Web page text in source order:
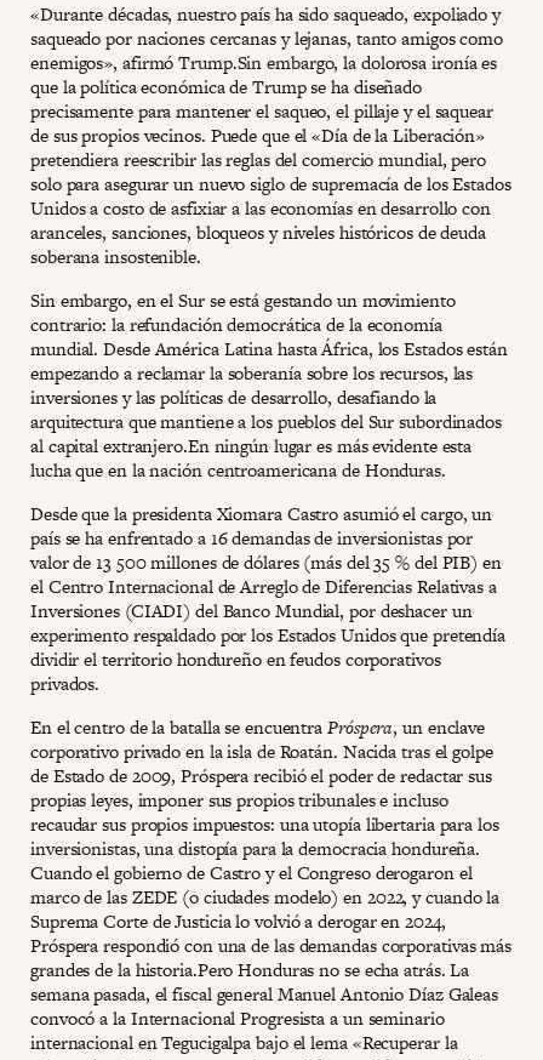
«Durante décadas, nuestro país ha sido saqueado, expoliado y
saqueado por naciones cercanas y lejanas, tanto amigos como
enemigos», afirmó Trump.Sin embargo, la dolorosa ironía es
que la política económica de Trump se ha diseñado
precisamente para mantener el saqueo, el pillaje y el saquear
de sus propios vecinos. Puede que el «Día de la Liberación»
pretendiera reescribir las reglas del comercio mundial, pero
solo para asegurar un nuevo siglo de supremacía de los Estados
Unidos a costo de asfixiar a las economías en desarrollo con
aranceles, sanciones, bloqueos y niveles históricos de deuda
soberana insostenible.
Sin embargo, en el Sur se está gestando un movimiento
contrario: la refundación democrática de la economía
mundial. Desde América Latina hasta África, los Estados están
empezando a reclamar la soberanía sobre los recursos, las
inversiones y las políticas de desarrollo, desafiando la
arquitectura que mantiene a los pueblos del Sur subordinados
al capital extranjero.En ningún lugar es más evidente esta
lucha que en la nación centroamericana de Honduras.
Desde que la presidenta Xiomara Castro asumió el cargo, un
país se ha enfrentado a 16 demandas de inversionistas por
valor de 13 500 millones de dólares (más del 35 % del PIB) en
el Centro Internacional de Arreglo de Diferencias Relativas a
Inversiones (CIADI) del Banco Mundial, por deshacer un
experimento respaldado por los Estados Unidos que pretendía
dividir el territorio hondureño en feudos corporativos
privados.
En el centro de la batalla se encuentraPróspera, un enclave
corporativo privado en la isla de Roatán. Nacida tras el golpe
de Estado de 2009, Próspera recibió el poder de redactar sus
propias leyes, imponer sus propios tribunales e incluso
recaudar sus propios impuestos: una utopía libertaria para los
inversionistas, una distopía para la democracia hondureña.
Cuando el gobierno de Castro y el Congreso derogaron el
marco de las ZEDE (o ciudades modelo) en 2022, y cuando la
Suprema Corte de Justicia lo volvió a derogar en 2024,
Próspera respondió con una de las demandas corporativas más
grandes de la historia.Pero Honduras no se echa atrás. La
semana pasada, el fiscal general Manuel Antonio Díaz Galeas
convocó a la Internacional Progresista a un seminario
internacional en Tegucigalpa bajo el lema «Recuperar la